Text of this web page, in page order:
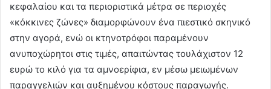
κεφαλαίου και τα περιοριστικά μέτρα σε περιοχές
«κόκκινες ζώνες» διαμορφώνουν ένα πιεστικό σκηνικό
στην αγορά, ενώ οι κτηνοτρόφοι παραμένουν
ανυποχώρητοι στις τιμές, απαιτώντας τουλάχιστον 12
ευρώ το κιλό για τα αμνοερίφια, εν μέσω μειωμένων
παραγγελιών και αυξημένου κόστους παραγωγής.